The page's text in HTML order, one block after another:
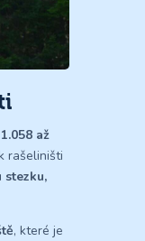
1.058 až
rašeliništi
stezku,
, které je